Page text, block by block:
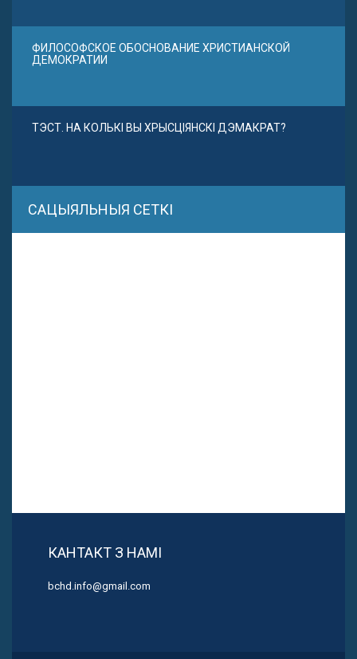
ФИЛОСОФСКОЕ ОБОСНОВАНИЕ ХРИСТИАНСКОЙ
ДЕМОКРАТИИ
ТЭСТ. НА КОЛЬКІ ВЫ ХРЫСЦІЯНСКІ ДЭМАКРАТ?
САЦЫЯЛЬНЫЯ СЕТКІ
КАНТАКТ З НАМІ
bchd.info@gmail.com